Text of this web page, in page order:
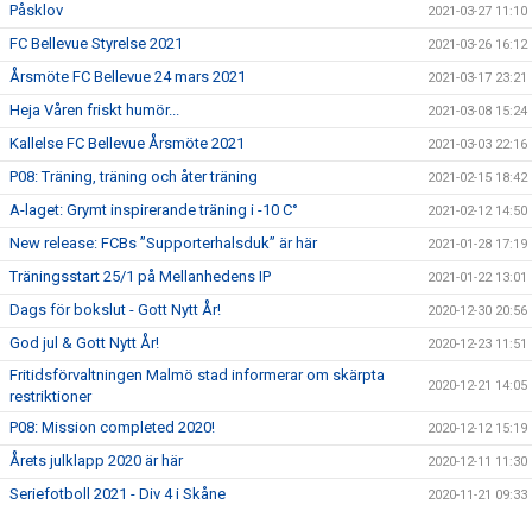
Påsklov 2021-03-27 11:10
FC Bellevue Styrelse 2021 2021-03-26 16:12
Årsmöte FC Bellevue 24 mars 2021 2021-03-17 23:21
Heja Våren friskt humör... 2021-03-08 15:24
Kallelse FC Bellevue Årsmöte 2021 2021-03-03 22:16
P08: Träning, träning och åter träning 2021-02-15 18:42
A-laget: Grymt inspirerande träning i -10 C° 2021-02-12 14:50
New release: FCBs ”Supporterhalsduk” är här 2021-01-28 17:19
Träningsstart 25/1 på Mellanhedens IP 2021-01-22 13:01
Dags för bokslut - Gott Nytt År! 2020-12-30 20:56
God jul & Gott Nytt År! 2020-12-23 11:51
Fritidsförvaltningen Malmö stad informerar om skärpta
restriktioner
2020-12-21 14:05
P08: Mission completed 2020! 2020-12-12 15:19
Årets julklapp 2020 är här 2020-12-11 11:30
Seriefotboll 2021 - Div 4 i Skåne 2020-11-21 09:33